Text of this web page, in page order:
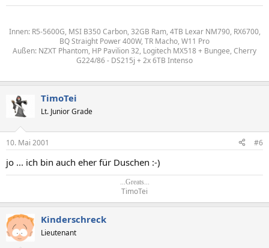
Innen: R5-5600G, MSI B350 Carbon, 32GB Ram, 4TB Lexar NM790, RX6700,
BQ Straight Power 400W, TR Macho, W11 Pro
Außen: NZXT Phantom, HP Pavilion 32, Logitech MX518 + Bungee, Cherry
G224/86 - DS215j + 2x 6TB Intenso
TimoTei
Lt. Junior Grade
10. Mai 2001 #6
jo ... ich bin auch eher für Duschen :-)
...Greats...
TimoTei​
Kinderschreck
Lieutenant